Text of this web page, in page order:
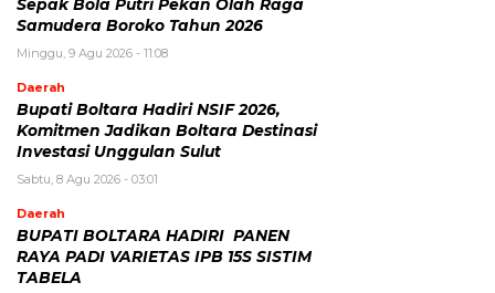
Sepak Bola Putri Pekan Olah Raga
Samudera Boroko Tahun 2026
Minggu, 9 Agu 2026 - 11:08
Daerah
Bupati Boltara Hadiri NSIF 2026,
Komitmen Jadikan Boltara Destinasi
Investasi Unggulan Sulut
Sabtu, 8 Agu 2026 - 03:01
Daerah
BUPATI BOLTARA HADIRI PANEN
RAYA PADI VARIETAS IPB 15S SISTIM
TABELA